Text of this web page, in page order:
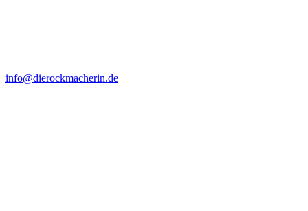
info@dierockmacherin.de